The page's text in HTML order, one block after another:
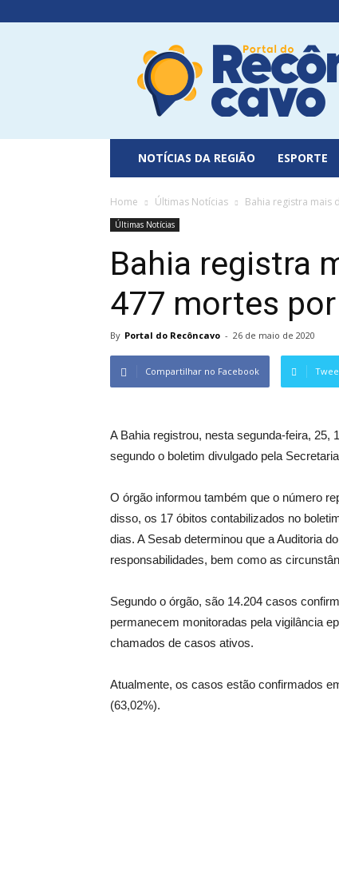
Portal
do
Recôncavo
NOTÍCIAS DA REGIÃO ESPORTE
Home Últimas Notícias Bahia registra mais
Últimas Notícias
Bahia registra
477 mortes
By Portal do Recôncavo - 26 de maio de 2020
Compartilhar no Facebook
A Bahia registrou, nesta segunda-feira,
segundo o boletim divulgado pela
O órgão informou também que o número
disso, os 17 óbitos contabilizados no
dias. A Sesab determinou que a Auditoria
responsabilidades, bem como as
Segundo o órgão, são 14.204 casos
permanecem monitoradas pela vigilância
chamados de casos ativos.
Atualmente, os casos estão confirmados
(63,02%).